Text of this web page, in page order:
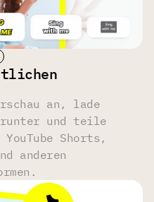
9:16, 16:9,
1:1, Original
Unbegrenzt
an, lade
und teile
Shorts,
anderen